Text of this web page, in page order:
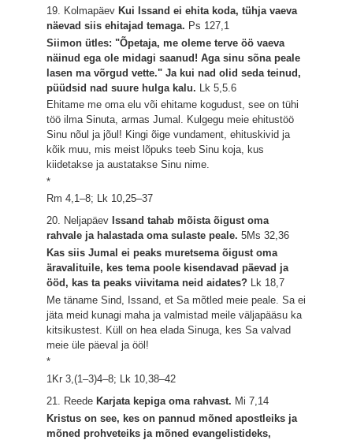
19. Kolmapäev Kui Issand ei ehita koda, tühja vaeva
näevad siis ehitajad temaga. Ps 127,1
Siimon ütles: "Õpetaja, me oleme terve öö vaeva
näinud ega ole midagi saanud! Aga sinu sõna peale
lasen ma võrgud vette." Ja kui nad olid seda teinud,
püüdsid nad suure hulga kalu. Lk 5,5.6
Ehitame me oma elu või ehitame kogudust, see on tühi
töö ilma Sinuta, armas Jumal. Kulgegu meie ehitustöö
Sinu nõul ja jõul! Kingi õige vundament, ehituskivid ja
kõik muu, mis meist lõpuks teeb Sinu koja, kus
kiidetakse ja austatakse Sinu nime.
*
Rm 4,1–8; Lk 10,25–37
20. Neljapäev Issand tahab mõista õigust oma
rahvale ja halastada oma sulaste peale.5Ms 32,36
Kas siis Jumal ei peaks muretsema õigust oma
äravalituile, kes tema poole kisendavad päevad ja
ööd, kas ta peaks viivitama neid aidates? Lk 18,7
Me täname Sind, Issand, et Sa mõtled meie peale. Sa ei
jäta meid kunagi maha ja valmistad meile väljapääsu ka
kitsikustest. Küll on hea elada Sinuga, kes Sa valvad
meie üle päeval ja ööl!
*
1Kr 3,(1–3)4–8; Lk 10,38–42
21. Reede Karjata kepiga oma rahvast. Mi 7,14
Kristus on see, kes on pannud mõned apostleiks ja
mõned prohveteiks ja mõned evangelistideks,